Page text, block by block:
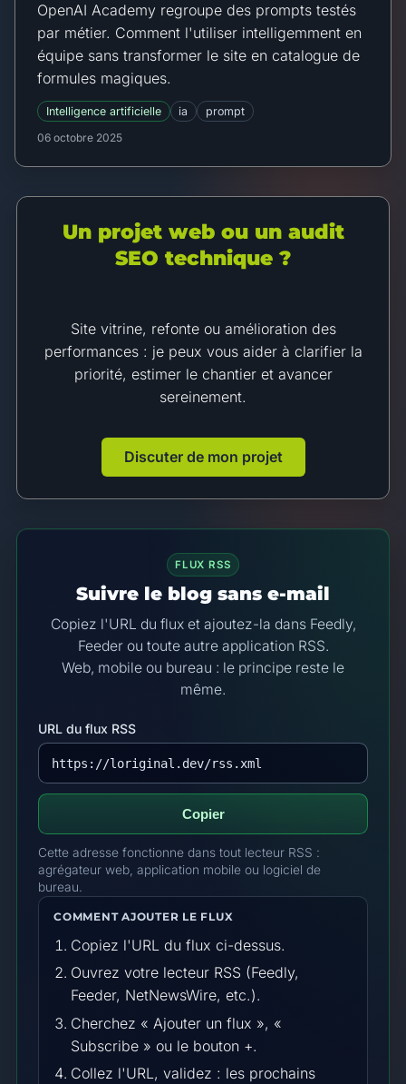
OpenAI Academy regroupe des prompts testés
par métier. Comment l'utiliser intelligemment en
équipe sans transformer le site en catalogue de
formules magiques.
Intelligence artificielle ia
prompt
06 octobre 2025
Un projet web ou un audit
SEO technique ?
Site vitrine, refonte ou amélioration des
performances : je peux vous aider à clarifier la
priorité, estimer le chantier et avancer
sereinement.
Discuter de mon projet
FLUX RSS
Suivre le blog sans e-mail
Copiez l'URL du flux et ajoutez-la dans Feedly,
Feeder ou toute autre application RSS.
Web, mobile ou bureau : le principe reste le
même.
URL du flux RSS
Copier
Cette adresse fonctionne dans tout lecteur RSS :
agrégateur web, application mobile ou logiciel de
bureau.
COMMENT AJOUTER LE FLUX
Copiez l'URL du flux ci-dessus.
Ouvrez votre lecteur RSS (Feedly,
Feeder, NetNewsWire, etc.).
Cherchez « Ajouter un flux », «
Subscribe » ou le bouton +.
Collez l'URL, validez : les prochains